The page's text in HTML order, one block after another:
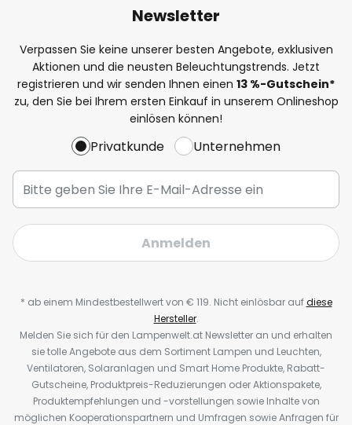
Newsletter
Verpassen Sie keine unserer besten Angebote, exklusiven
Aktionen und die neusten Beleuchtungstrends. Jetzt
registrieren und wir senden Ihnen einen 13 %-Gutschein*
zu, den Sie bei Ihrem ersten Einkauf in unserem Onlineshop
einlösen können!
Privatkunde Unternehmen
Anmelden
* ab einem Mindestbestellwert von € 119. Nicht einlösbar aufdiese
Hersteller.
Melden Sie sich für den Lampenwelt.at Newsletter an und erhalten
sie tolle Angebote aus dem Sortiment Lampen und Leuchten,
Ventilatoren, Solaranlagen und Smart Home Produkte, Rabatt-
Gutscheine, Produktpreis-Reduzierungen oder Aktionspakete,
Produktempfehlungen und -vorstellungen sowie Inhalte von
möglichen Kooperationspartnern und Umfragen sowie Anfragen für